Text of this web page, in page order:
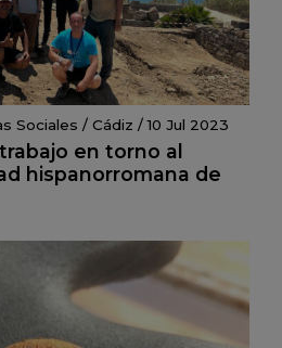
Sociales / Cádiz /10 Jul 2023
en torno al
hispanorromana de